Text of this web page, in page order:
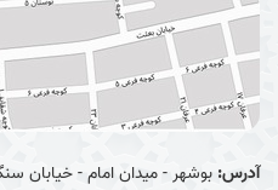
آدرس: بوشهر - میدان امام - خیابان